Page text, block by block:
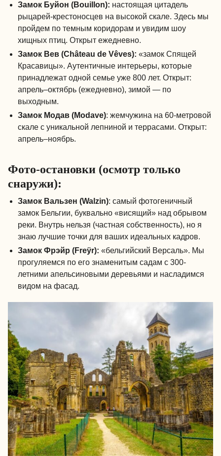
Замок Буйон (Bouillon): настоящая цитадель
рыцарей-крестоносцев на высокой скале. Здесь мы
пройдем по темным коридорам и увидим шоу
хищных птиц. Открыт ежедневно.
Замок Вев (Château de Vêves): «замок Спящей
Красавицы». Аутентичные интерьеры, которые
принадлежат одной семье уже 800 лет. Открыт:
апрель–октябрь (ежедневно), зимой — по
выходным.
Замок Модав (Modave): жемчужина на 60-метровой
скале с уникальной лепниной и террасами. Открыт:
апрель–ноябрь.
Фото-остановки (осмотр только
снаружи):
Замок Вальзен (Walzin): самый фотогеничный
замок Бельгии, буквально «висящий» над обрывом
реки. Внутрь нельзя (частная собственность), но я
знаю лучшие точки для ваших идеальных кадров.
Замок Фрэйр (Freÿr): «бельгийский Версаль». Мы
прогуляемся по его знаменитым садам с 300-
летними апельсиновыми деревьями и насладимся
видом на фасад.